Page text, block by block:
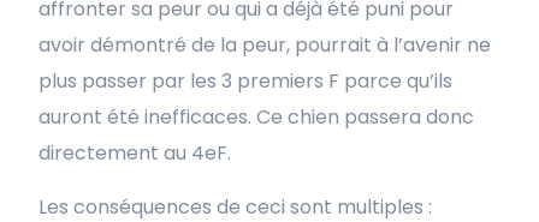
affronter sa peur ou qui a déjà été puni pour
avoir démontré de la peur, pourrait à l’avenir ne
plus passer par les 3 premiers F parce qu’ils
auront été inefficaces. Ce chien passera donc
directement au 4eF.
Les conséquences de ceci sont multiples :